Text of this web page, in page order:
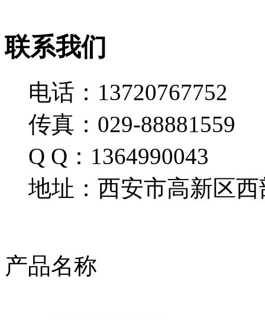
联系我们
电话：13720767752
传真：029-88881559
Q Q：1364990043
地址：西安市高新区西
产品名称